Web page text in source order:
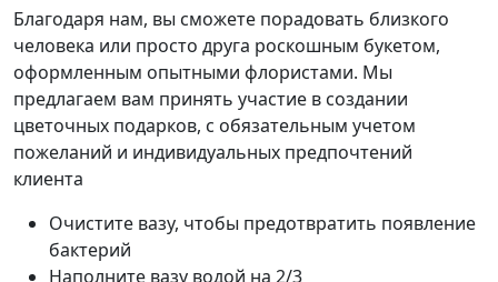
Благодаря нам, вы сможете порадовать близкого
человека или просто друга роскошным букетом,
оформленным опытными флористами. Мы
предлагаем вам принять участие в создании
цветочных подарков, с обязательным учетом
пожеланий и индивидуальных предпочтений
клиента
Очистите вазу, чтобы предотвратить появление
бактерий
Наполните вазу водой на 2/3